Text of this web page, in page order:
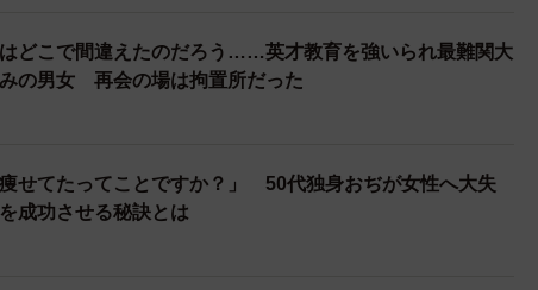
も提案はなかなか響かず、最終的には店頭にないワンピー
。
はどこで間違えたのだろう……英才教育を強いられ最難関大
の男女 再会の場は拘置所だった
痩せてたってことですか？」 50代独身おぢが女性へ大失
成功させる秘訣とは